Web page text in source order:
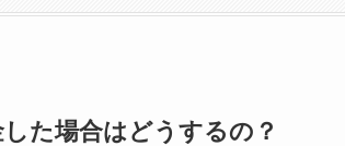
た場合はどうするの？